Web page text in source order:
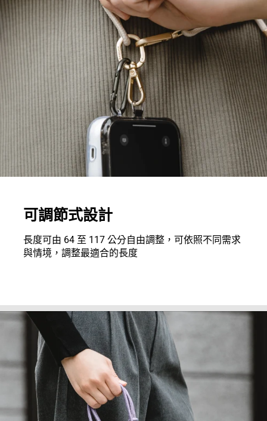
可調節式設計
長度可由 64 至 117 公分自由調整，可依照不同需求
與情境，調整最適合的長度